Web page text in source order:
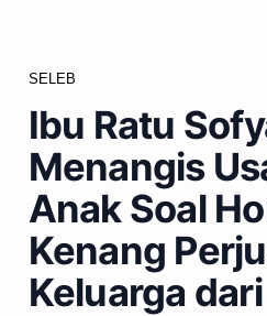
SELEB
Ibu Ratu
Menangis
Anak Soal
Kenang
Keluarga